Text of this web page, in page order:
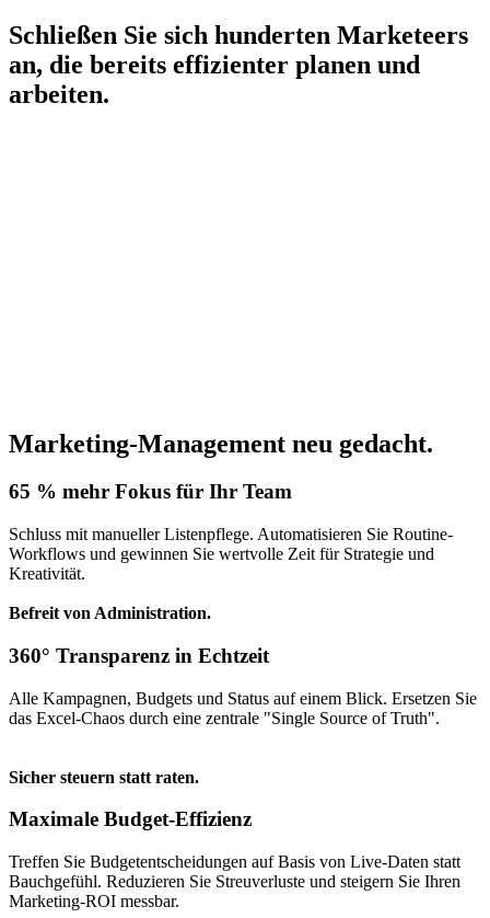
Schließen Sie sich hunderten Marketeers
an, die bereits effizienter planen und
arbeiten.
Marketing-Management neu gedacht.
65 % mehr Fokus für Ihr Team
Schluss mit manueller Listenpflege. Automatisieren Sie Routine-
Workflows und gewinnen Sie wertvolle Zeit für Strategie und
Kreativität.
Befreit von Administration.
360° Transparenz in Echtzeit
Alle Kampagnen, Budgets und Status auf einem Blick. Ersetzen Sie
das Excel-Chaos durch eine zentrale "Single Source of Truth".
Sicher steuern statt raten.
Maximale Budget-Effizienz
Treffen Sie Budgetentscheidungen auf Basis von Live-Daten statt
Bauchgefühl. Reduzieren Sie Streuverluste und steigern Sie Ihren
Marketing-ROI messbar.